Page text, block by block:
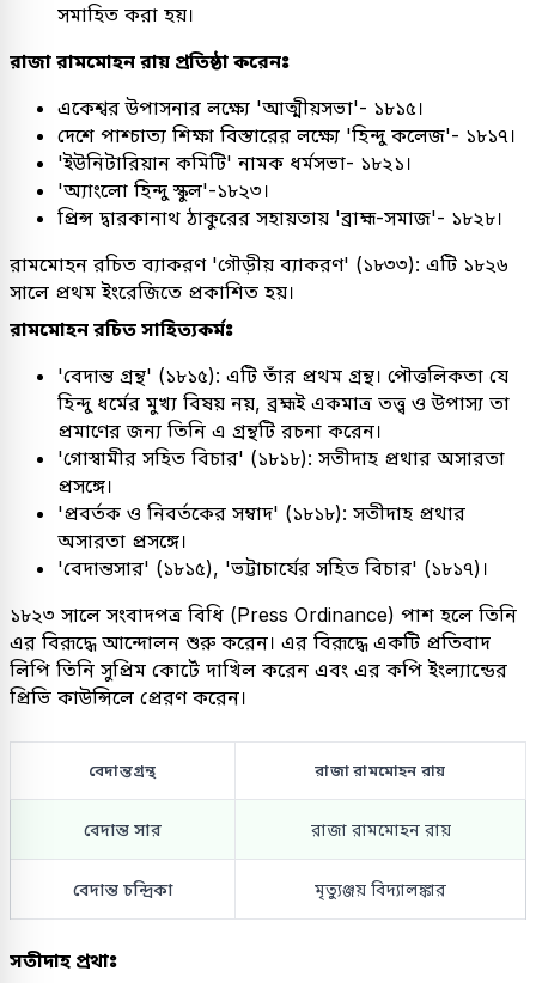
সমাহিত করা হয়।
রাজা রামমোহন রায় প্রতিষ্ঠা করেনঃ
একেশ্বর উপাসনার লক্ষ্যে 'আত্মীয়সভা'- ১৮১৫।
দেশে পাশ্চাত্য শিক্ষা বিস্তারের লক্ষ্যে 'হিন্দু কলেজ'- ১৮১৭।
'ইউনিটারিয়ান কমিটি' নামক ধর্মসভা- ১৮২১।
'অ্যাংলো হিন্দু স্কুল'-১৮২৩।
প্রিন্স দ্বারকানাথ ঠাকুরের সহায়তায় 'ব্রাহ্ম-সমাজ'- ১৮২৮।
রামমোহন রচিত ব্যাকরণ 'গৌড়ীয় ব্যাকরণ' (১৮৩৩): এটি ১৮২৬
সালে প্রথম ইংরেজিতে প্রকাশিত হয়।
রামমোহন রচিত সাহিত্যকর্মঃ
'বেদান্ত গ্রন্থ' (১৮১৫): এটি তাঁর প্রথম গ্রন্থ। পৌত্তলিকতা যে
হিন্দু ধর্মের মুখ্য বিষয় নয়, ব্রহ্মই একমাত্র তত্ত্ব ও উপাস্য তা
প্রমাণের জন্য তিনি এ গ্রন্থটি রচনা করেন।
'গোস্বামীর সহিত বিচার' (১৮১৮): সতীদাহ প্রথার অসারতা
প্রসঙ্গে।
'প্রবর্তক ও নিবর্তকের সম্বাদ' (১৮১৮): সতীদাহ প্রথার
অসারতা প্রসঙ্গে।
'বেদান্তসার' (১৮১৫), 'ভট্টাচার্যের সহিত বিচার' (১৮১৭)।
১৮২৩ সালে সংবাদপত্র বিধি (Press Ordinance) পাশ হলে তিনি
এর বিরূদ্ধে আন্দোলন শুরু করেন। এর বিরূদ্ধে একটি প্রতিবাদ
লিপি তিনি সুপ্রিম কোর্টে দাখিল করেন এবং এর কপি ইংল্যান্ডের
প্রিভি কাউন্সিলে প্রেরণ করেন।
বেদান্তগ্রন্থ রাজা রামমোহন রায়
বেদান্ত সার রাজা রামমোহন রায়
বেদান্ত চন্দ্রিকা মৃত্যুঞ্জয় বিদ্যালঙ্কার
সতীদাহ প্রথাঃ